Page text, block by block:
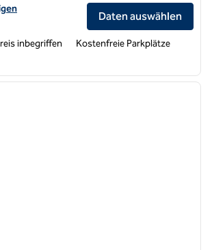
Suites by Hilton Union City anzeigen
Daten auswählen
inbegriffen
Kostenfreie Parkplätze